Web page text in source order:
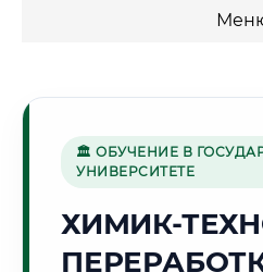
⛪
Г.
🏛 ОБУЧЕНИЕ В
УНИВЕРСИТЕТЕ
ХИМИК-